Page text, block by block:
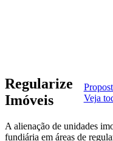
Veja
Regularize
Imóveis
A alienação de unidades
fundiária em áreas de